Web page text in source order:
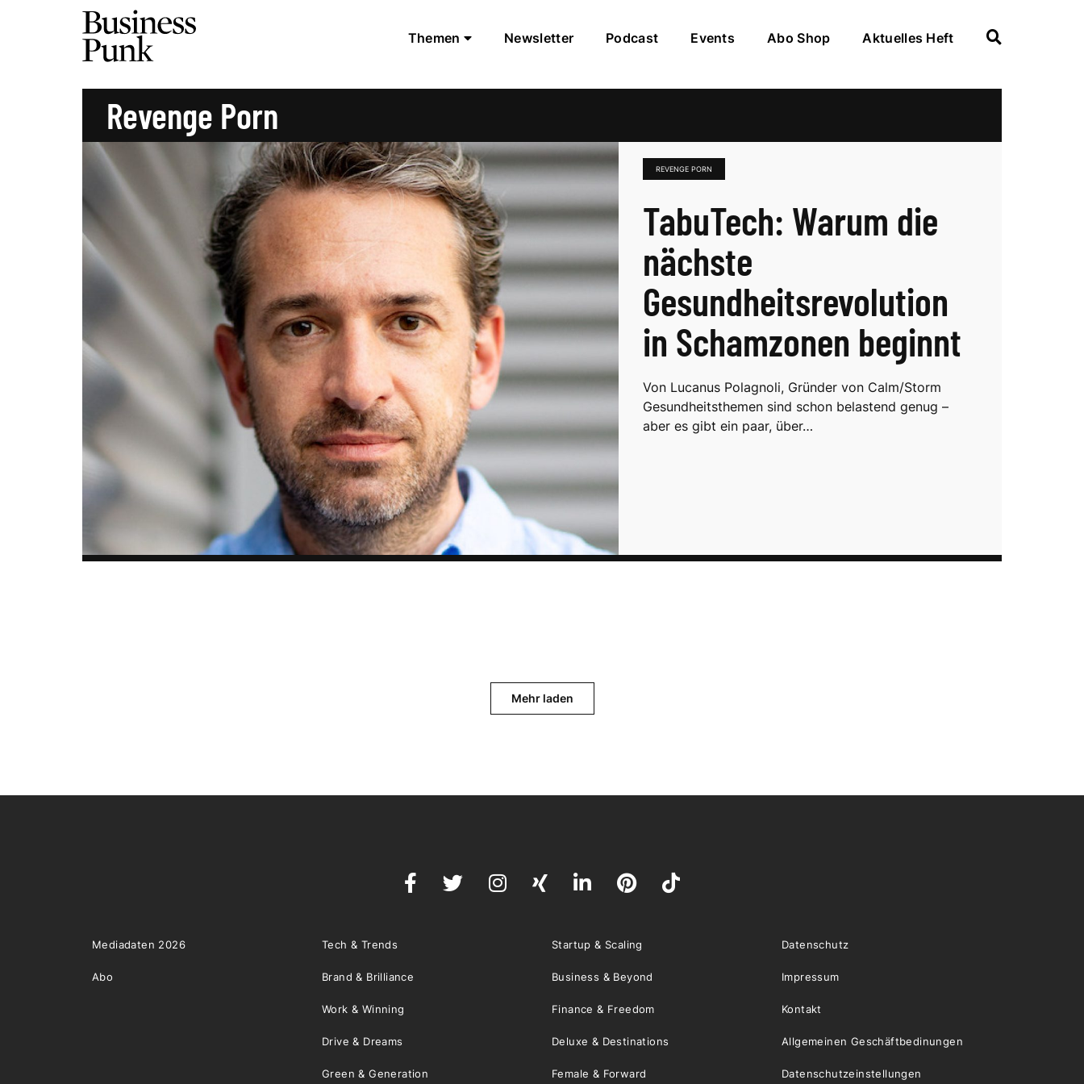
Themen Newsletter Podcast Events Abo Shop Aktuelles Heft
Revenge Porn
REVENGE PORN
TabuTech: Warum die
nächste
Gesundheitsrevolution
in Schamzonen beginnt
Von Lucanus Polagnoli, Gründer von Calm/Storm
Gesundheitsthemen sind schon belastend genug –
aber es gibt ein paar, über…
Mehr laden
Mediadaten 2026
Abo
Tech & Trends Startup & Scaling
Brand & Brilliance Business & Beyond
Work & Winning Finance & Freedom
Drive & Dreams Deluxe & Destinations
Green & Generation Female & Forward
Datenschutz
Impressum
Kontakt
Allgemeinen Geschäftbedinungen
Datenschutzeinstellungen